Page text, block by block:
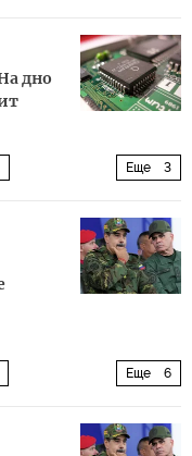
дно
Еще 3
Еще 6